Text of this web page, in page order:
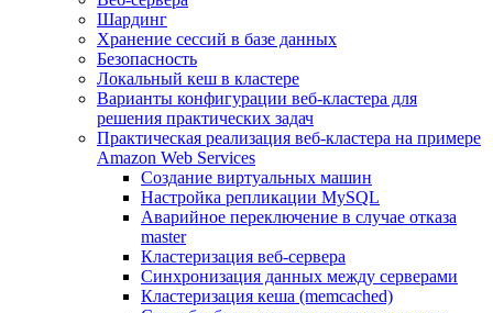
Шардинг
Хранение сессий в базе данных
Безопасность
Локальный кеш в кластере
Варианты конфигурации веб-кластера для
решения практических задач
Практическая реализация веб-кластера на примере
Amazon Web Services
Создание виртуальных машин
Настройка репликации MySQL
Аварийное переключение в случае отказа
master
Кластеризация веб-сервера
Синхронизация данных между серверами
Кластеризация кеша (memcached)